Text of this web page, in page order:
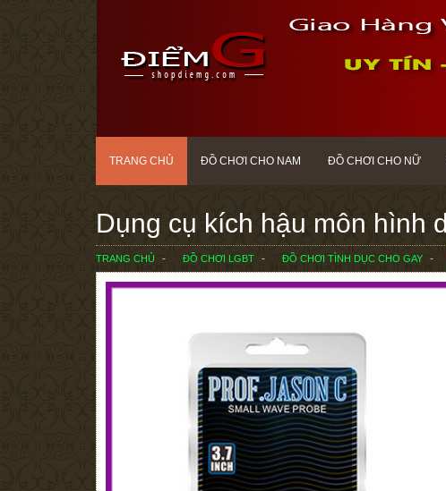
TRANG CHỦ ĐỒ CHƠI CHO NAM ĐỒ CHƠI CHO NỮ
Dụng cụ kích hậu môn hình
TRANG CHỦ ĐỒ CHƠI LGBT ĐỒ CHƠI TÌNH DỤC CHO GAY